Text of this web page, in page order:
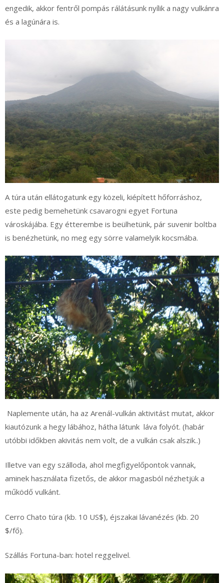
engedik, akkor fentről pompás rálátásunk nyílik a nagy vulkánra
és a lagúnára is.
A túra után ellátogatunk egy közeli, kiépített hőforráshoz,
este pedig bemehetünk csavarogni egyet Fortuna
városkájába. Egy étterembe is beülhetünk, pár suvenir boltba
is benézhetünk, no meg egy sörre valamelyik kocsmába.
Naplemente után, ha az Arenál-vulkán aktivitást mutat, akkor
kiautózunk a hegy lábához, hátha látunk láva folyót. (habár
utóbbi időkben akivitás nem volt, de a vulkán csak alszik..)
Illetve van egy szálloda, ahol megfigyelőpontok vannak,
aminek használata fizetős, de akkor magasból nézhetjük a
működő vulkánt.
Cerro Chato túra (kb. 10 US$), éjszakai lávanézés (kb. 20
$/fő).
Szállás Fortuna-ban: hotel reggelivel.